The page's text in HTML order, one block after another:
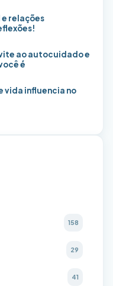
relações
ao autocuidado e
é
vida influencia no
158
29
41